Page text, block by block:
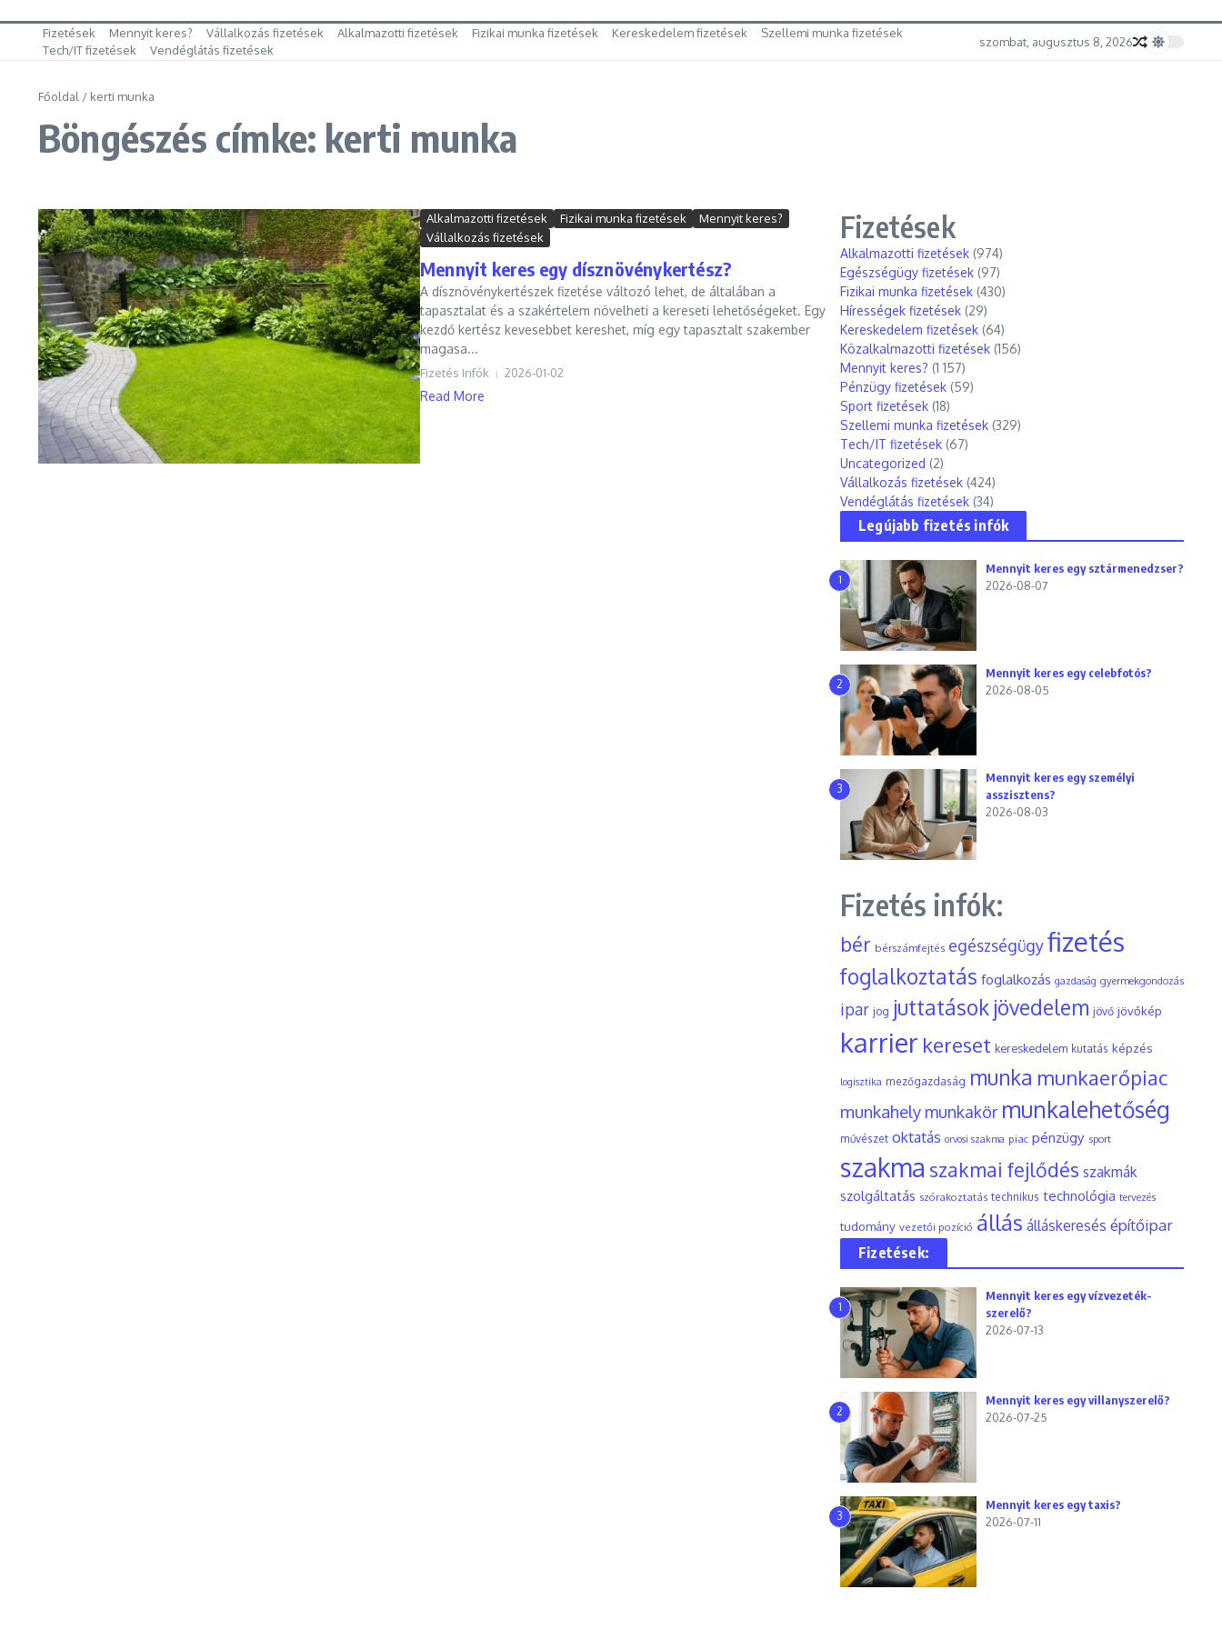
Fizetések Mennyit keres? Vállalkozás fizetések Alkalmazotti fizetések Fizikai munka fizetések Kereskedelem fizetések
Szellemi munka fizetések
Tech/IT fizetések
Vendéglátás fizetések
szombat, augusztus 8, 2026
Főoldal / kerti munka
Böngészés címke: kerti munka
Alkalmazotti fizetések Fizikai munka fizetések
Mennyit keres?
Vállalkozás fizetések
Mennyit keres egy dísznövénykertész?
A dísznövénykertészek fizetése változó lehet, de általában a
tapasztalat és a szakértelem növelheti a kereseti lehetőségeket. Egy
kezdő kertész kevesebbet kereshet, míg egy tapasztalt szakember
magasa...
Fizetés Infók 2026-01-02
Read More
Fizetések
Alkalmazotti fizetések (974)
Egészségügy fizetések (97)
Fizikai munka fizetések (430)
Hírességek fizetések (29)
Kereskedelem fizetések (64)
Közalkalmazotti fizetések (156)
Mennyit keres? (1 157)
Pénzügy fizetések (59)
Sport fizetések (18)
Szellemi munka fizetések (329)
Tech/IT fizetések (67)
Uncategorized (2)
Vállalkozás fizetések (424)
Vendéglátás fizetések (34)
Legújabb fizetés infók
1
Mennyit keres egy sztármenedzser?
2026-08-07
2
Mennyit keres egy celebfotós?
2026-08-05
3
Mennyit keres egy személyi
asszisztens?
2026-08-03
Fizetés infók:
bér bérszámfejtés egészségügyfizetés
foglalkoztatás foglalkozás gazdaság gyermekgondozás
ipar jog juttatások jövedelem jövő jövőkép
karrier kereset kereskedelem kutatás képzés
logisztika mezőgazdaság munka munkaerőpiac
munkahely munkakör munkalehetőség
művészet oktatás orvosi szakma piac pénzügy sport
szakma szakmai fejlődés szakmák
szolgáltatás szórakoztatás technikus technológia tervezés
tudomány vezetői pozíció állás álláskeresés építőipar
Fizetések:
1
Mennyit keres egy vízvezeték-
szerelő?
2026-07-13
2
Mennyit keres egy villanyszerelő?
2026-07-25
3
Mennyit keres egy taxis?
2026-07-11